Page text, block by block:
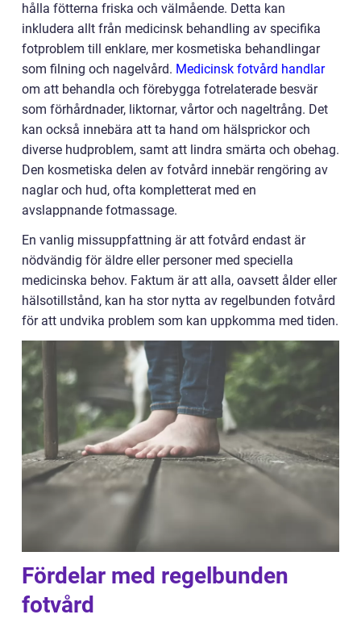
hålla fötterna friska och välmående. Detta kan
inkludera allt från medicinsk behandling av specifika
fotproblem till enklare, mer kosmetiska behandlingar
som filning och nagelvård. Medicinsk fotvård handlar
om att behandla och förebygga fotrelaterade besvär
som förhårdnader, liktornar, vårtor och nageltrång. Det
kan också innebära att ta hand om hälsprickor och
diverse hudproblem, samt att lindra smärta och obehag.
Den kosmetiska delen av fotvård innebär rengöring av
naglar och hud, ofta kompletterat med en
avslappnande fotmassage.
En vanlig missuppfattning är att fotvård endast är
nödvändig för äldre eller personer med speciella
medicinska behov. Faktum är att alla, oavsett ålder eller
hälsotillstånd, kan ha stor nytta av regelbunden fotvård
för att undvika problem som kan uppkomma med tiden.
Fördelar med regelbunden
fotvård